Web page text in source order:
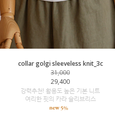
collar golgi sleeveless knit_3c
31,000
29,400
강력추천! 활용도 높은 기본 니트
여리한 핏의 카라 슬리브리스